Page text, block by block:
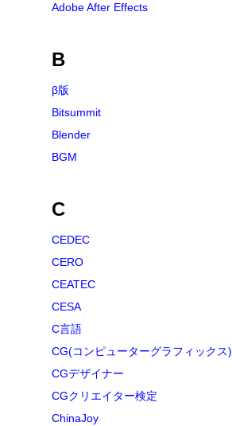
Adobe After Effects
B
β版
Bitsummit
Blender
BGM
C
CEDEC
CERO
CEATEC
CESA
C言語
CG(コンピューターグラフィックス)
CGデザイナー
CGクリエイター検定
ChinaJoy